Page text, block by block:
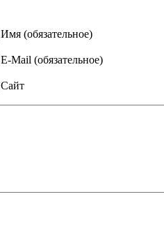
Имя (обязательное)
E-Mail (обязательное)
Сайт